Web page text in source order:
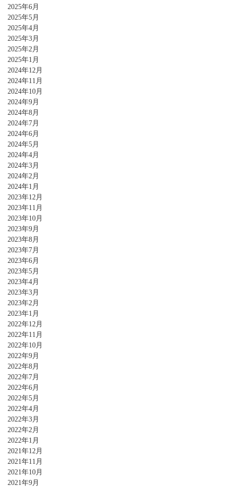
2025年6月
2025年5月
2025年4月
2025年3月
2025年2月
2025年1月
2024年12月
2024年11月
2024年10月
2024年9月
2024年8月
2024年7月
2024年6月
2024年5月
2024年4月
2024年3月
2024年2月
2024年1月
2023年12月
2023年11月
2023年10月
2023年9月
2023年8月
2023年7月
2023年6月
2023年5月
2023年4月
2023年3月
2023年2月
2023年1月
2022年12月
2022年11月
2022年10月
2022年9月
2022年8月
2022年7月
2022年6月
2022年5月
2022年4月
2022年3月
2022年2月
2022年1月
2021年12月
2021年11月
2021年10月
2021年9月